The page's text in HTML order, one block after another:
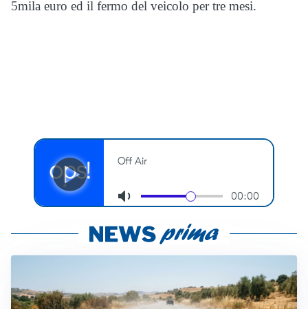
5mila euro ed il fermo del veicolo per tre mesi.